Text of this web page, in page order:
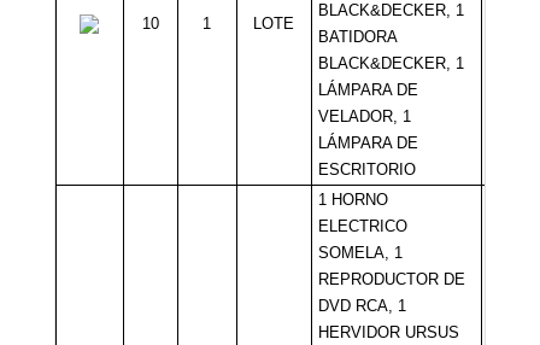
10 1 LOTE
BLACK&DECKER, 1
BATIDORA
BLACK&DECKER, 1
LÁMPARA DE
VELADOR, 1
LÁMPARA DE
ESCRITORIO
1 HORNO
ELECTRICO
SOMELA, 1
REPRODUCTOR DE
DVD RCA, 1
HERVIDOR URSUS